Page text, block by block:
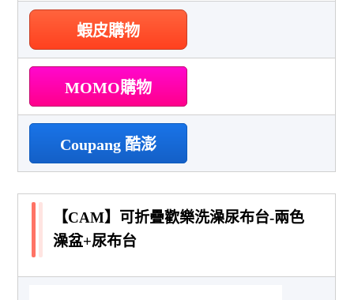
蝦皮購物
MOMO購物
Coupang 酷澎
【CAM】可折疊歡樂洗澡尿布台-兩色
澡盆+尿布台